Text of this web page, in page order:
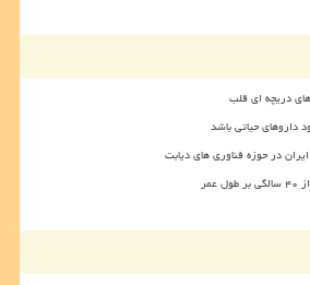
دریچه ای قلب
داروهای حیاتی باشد
در حوزه فناوری های دیابت